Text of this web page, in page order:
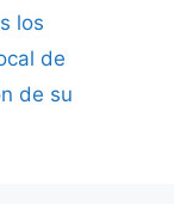
los
de
de su